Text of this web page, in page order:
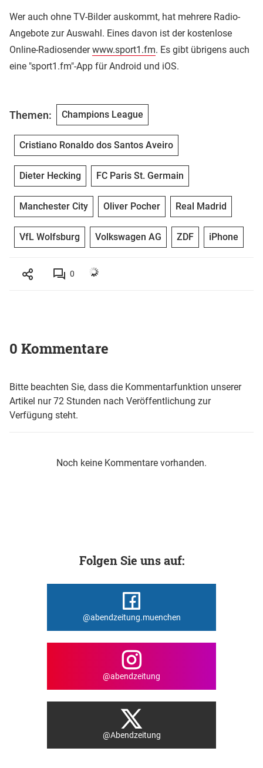
Wer auch ohne TV-Bilder auskommt, hat mehrere Radio-
Angebote zur Auswahl. Eines davon ist der kostenlose
Online-Radiosenderwww.sport1.fm. Es gibt übrigens auch
eine "sport1.fm"-App für Android und iOS.
Themen: Champions League
Cristiano Ronaldo dos Santos Aveiro
Dieter Hecking FC Paris St. Germain
Manchester City Oliver Pocher Real Madrid
VfL Wolfsburg Volkswagen AG ZDF iPhone
0
0 Kommentare
Bitte beachten Sie, dass die Kommentarfunktion unserer
Artikel nur 72 Stunden nach Veröffentlichung zur
Verfügung steht.
Noch keine Kommentare vorhanden.
Folgen Sie uns auf:
@abendzeitung.muenchen
@abendzeitung
@Abendzeitung